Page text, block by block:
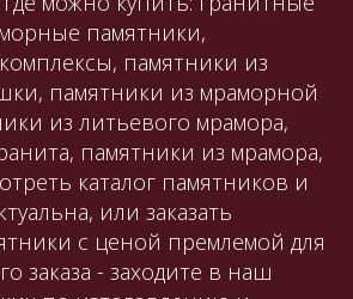
памятники,
памятники из
памятники из мраморной
из литьевого мрамора,
памятники из мрамора,
каталог памятников и
или заказать
с ценой премлемой для
заказа - заходите в наш